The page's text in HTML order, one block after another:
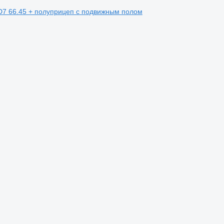
66.45 + полуприцеп с подвижным полом